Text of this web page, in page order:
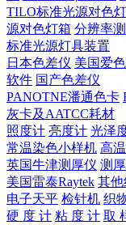
TILO标准光源对色
源对色灯箱 分辨率
标准光源灯具装置
日本色差仪 美国爱
软件 国产色差仪
PANOTNE潘通色卡
灰卡及AATCC耗材
照度计 亮度计 光泽
常温染色小样机 高
英国牛津测厚仪 测
美国雷泰Raytek 其他
电子天平 检针机 织
硬 度 计 粘 度 计 取